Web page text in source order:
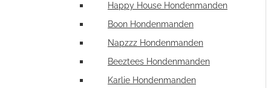
Happy House Hondenmanden
Boon Hondenmanden
Napzzz Hondenmanden
Beeztees Hondenmanden
Karlie Hondenmanden